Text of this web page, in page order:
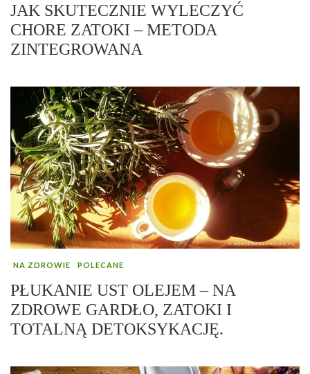
JAK SKUTECZNIE WYLECZYĆ
CHORE ZATOKI – METODA
ZINTEGROWANA
NA ZDROWIE POLECANE
PŁUKANIE UST OLEJEM – NA
ZDROWE GARDŁO, ZATOKI I
TOTALNĄ DETOKSYKACJĘ.